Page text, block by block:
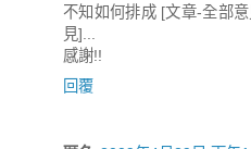
不知如何排成 [文章-全部
見]...
感謝!!
回覆